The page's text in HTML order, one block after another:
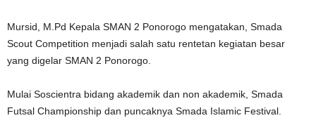
Mursid, M.Pd Kepala SMAN 2 Ponorogo mengatakan, Smada
Scout Competition menjadi salah satu rentetan kegiatan besar
yang digelar SMAN 2 Ponorogo.
Mulai Soscientra bidang akademik dan non akademik, Smada
Futsal Championship dan puncaknya Smada Islamic Festival.